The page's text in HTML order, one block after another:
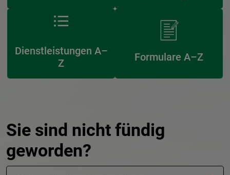
Dienstleistungen A–
Z
Formulare A–Z
Sie sind nicht fündig
geworden?